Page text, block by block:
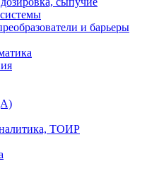
и барьеры
ТОИР